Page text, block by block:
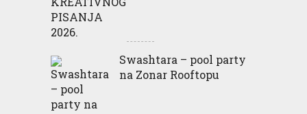
Swashtara – pool party
na Zonar Rooftopu